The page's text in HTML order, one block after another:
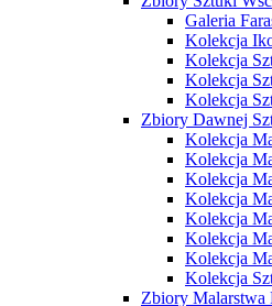
Galeria
Kolekcja
Kolekcja
Kolekcja
Kolekcja
Zbiory Dawnej
Kolekcja
Kolekcja
Kolekcja
Kolekcja
Kolekcja
Kolekcja
Kolekcja
Kolekcja
Zbiory Malarstwa